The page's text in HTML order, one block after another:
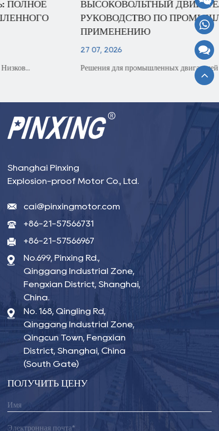
ВЫСОКОВОЛЬТНЫЙ ДВИГАТЕЛЬ: ПОЛНОЕ
РУКОВОДСТВО ПО ПРОМЫШЛЕННОМУ
Решения для промышленных двигателей Двигатель ...
Shanghai Pinxing
Explosion-proof Motor Co., Ltd.
cai@pinxingmotor.com
+86-21-57566731
+86-21-57566967
No.699, Pinxing Rd.,
Qinggang Industrial Zone,
Fengxian District, Shanghai,
China.
No. 168, Qingling Rd,
Qinggang Industrial Zone,
Qingcun Town, Fengxian
District, Shanghai, China
(South Gate)
ПОЛУЧИТЬ ЦЕНУ